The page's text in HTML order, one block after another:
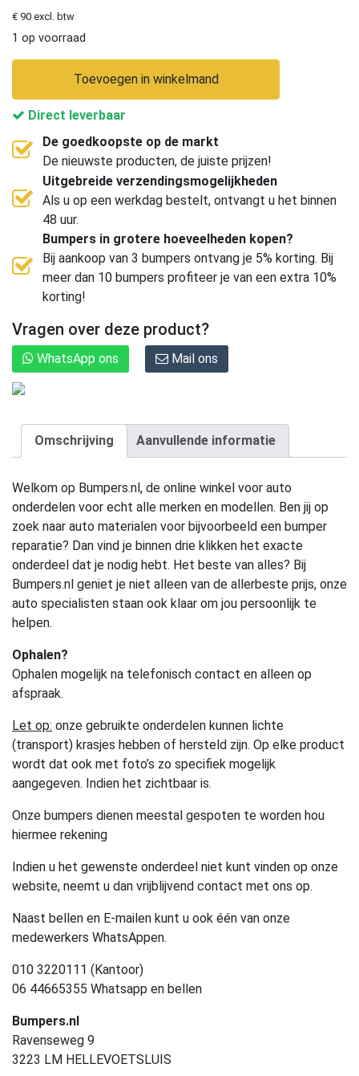
€ 90 excl. btw
1 op voorraad
Toevoegen in winkelmand
Direct leverbaar
De goedkoopste op de markt
De nieuwste producten, de juiste prijzen!
Uitgebreide verzendingsmogelijkheden
Als u op een werkdag bestelt, ontvangt u het binnen
48 uur.
Bumpers in grotere hoeveelheden kopen?
Bij aankoop van 3 bumpers ontvang je 5% korting. Bij
meer dan 10 bumpers profiteer je van een extra 10%
korting!
Vragen over deze product?
WhatsApp ons Mail ons
Omschrijving Aanvullende informatie
Welkom op Bumpers.nl, de online winkel voor auto
onderdelen voor echt alle merken en modellen. Ben jij op
zoek naar auto materialen voor bijvoorbeeld een bumper
reparatie? Dan vind je binnen drie klikken het exacte
onderdeel dat je nodig hebt. Het beste van alles? Bij
Bumpers.nl geniet je niet alleen van de allerbeste prijs, onze
auto specialisten staan ook klaar om jou persoonlijk te
helpen.
Ophalen?
Ophalen mogelijk na telefonisch contact en alleen op
afspraak.
Let op: onze gebruikte onderdelen kunnen lichte
(transport) krasjes hebben of hersteld zijn. Op elke product
wordt dat ook met foto’s zo specifiek mogelijk
aangegeven. Indien het zichtbaar is.
Onze bumpers dienen meestal gespoten te worden hou
hiermee rekening
Indien u het gewenste onderdeel niet kunt vinden op onze
website, neemt u dan vrijblijvend contact met ons op.
Naast bellen en E-mailen kunt u ook één van onze
medewerkers WhatsAppen.
010 3220111 (Kantoor)
06 44665355 Whatsapp en bellen
Bumpers.nl
Ravenseweg 9
3223 LM HELLEVOETSLUIS